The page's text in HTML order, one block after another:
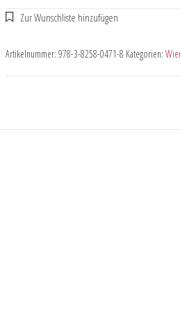
Artikelnummer: 978-3-8258-0471-8 Kategorien: